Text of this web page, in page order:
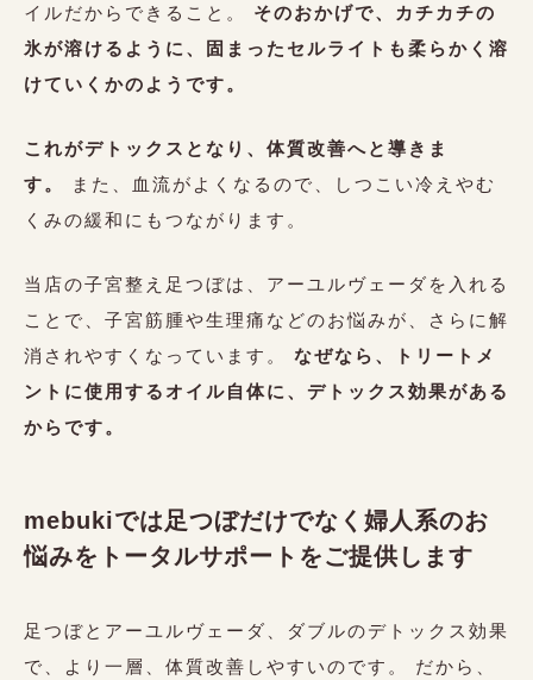
イルだからできること。 そのおかげで、カチカチの
氷が溶けるように、固まったセルライトも柔らかく溶
けていくかのようです。
これがデトックスとなり、体質改善へと導きま
す。
また、血流がよくなるので、しつこい冷えやむ
くみの緩和にもつながります。
当店の子宮整え足つぼは、アーユルヴェーダを入れる
ことで、子宮筋腫や生理痛などのお悩みが、さらに解
消されやすくなっています。 なぜなら、トリートメ
ントに使用するオイル自体に、デトックス効果がある
からです。
mebukiでは足つぼだけでなく婦人系のお
悩みをトータルサポートをご提供します
足つぼとアーユルヴェーダ、ダブルのデトックス効果
で、より一層、体質改善しやすいのです。 だから、